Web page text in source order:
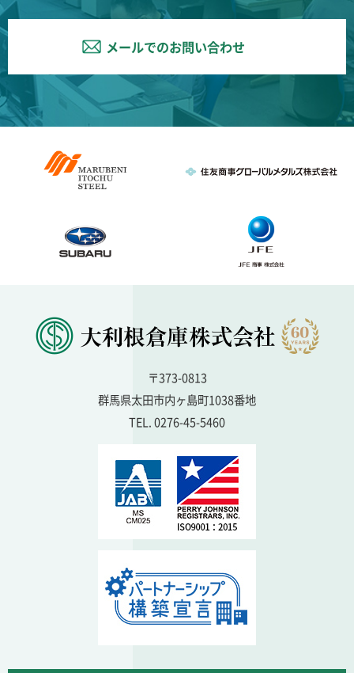
メールでのお問い合わせ
〒373-0813
群馬県太田市内ヶ島町1038番地
TEL. 0276-45-5460